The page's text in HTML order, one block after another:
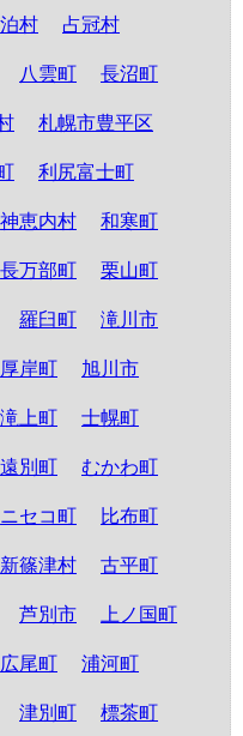
泊村 占冠村
八雲町 長沼町
札幌市豊平区
利尻富士町
神恵内村 和寒町
長万部町 栗山町
羅臼町 滝川市
厚岸町 旭川市
滝上町 士幌町
遠別町 むかわ町
ニセコ町 比布町
新篠津村 古平町
芦別市 上ノ国町
広尾町 浦河町
津別町 標茶町